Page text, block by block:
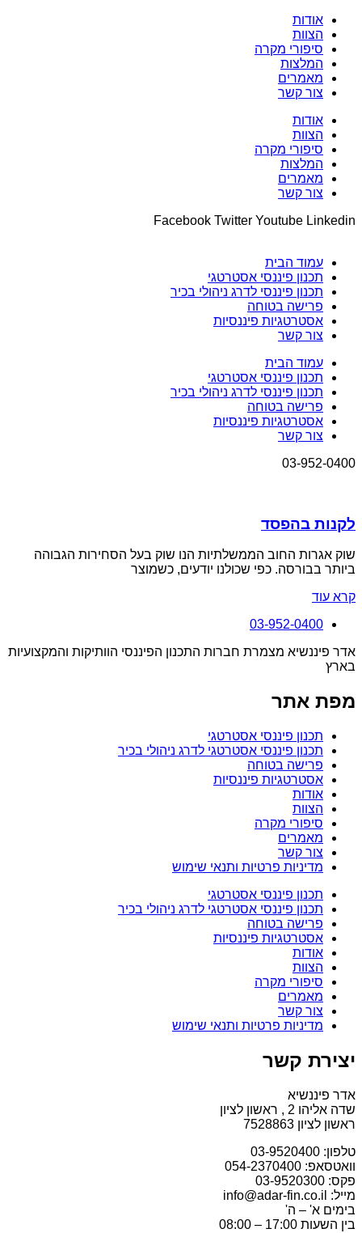
אודות
הצוות
סיפורי מקרה
המלצות
מאמרים
צור קשר
אודות
הצוות
סיפורי מקרה
המלצות
מאמרים
צור קשר
Facebook Twitter Youtube Linkedin
עמוד הבית
תכנון פיננסי אסטרטגי
תכנון פיננסי לדרג ניהולי בכיר
פרישה בטוחה
אסטרטגיות פיננסיות
צור קשר
עמוד הבית
תכנון פיננסי אסטרטגי
תכנון פיננסי לדרג ניהולי בכיר
פרישה בטוחה
אסטרטגיות פיננסיות
צור קשר
03-952-0400
לקנות בהפסד
שוק אגרות החוב הממשלתיות הנו שוק בעל הסחירות הגבוהה
ביותר בבורסה. כפי שכולנו יודעים, כשמוצר
קרא עוד
03-952-0400
אדר פיננשיא מצמרת חברות התכנון הפיננסי הוותיקות והמקצועיות
בארץ
מפת אתר
תכנון פיננסי אסטרטגי
תכנון פיננסי אסטרטגי לדרג ניהולי בכיר
פרישה בטוחה
אסטרטגיות פיננסיות
אודות
הצוות
סיפורי מקרה
מאמרים
צור קשר
מדיניות פרטיות ותנאי שימוש
תכנון פיננסי אסטרטגי
תכנון פיננסי אסטרטגי לדרג ניהולי בכיר
פרישה בטוחה
אסטרטגיות פיננסיות
אודות
הצוות
סיפורי מקרה
מאמרים
צור קשר
מדיניות פרטיות ותנאי שימוש
יצירת קשר
אדר פיננשיא
שדה אליהו 2 , ראשון לציון
ראשון לציון 7528863
טלפון: 03-9520400
וואטסאפ: 054-2370400
פקס: 03-9520300
מייל: info@adar-fin.co.il
בימים א' – ה'
בין השעות 17:00 – 08:00